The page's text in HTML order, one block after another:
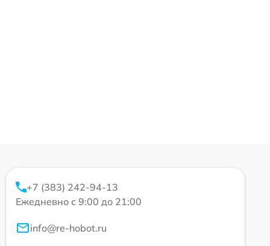
+7 (383) 242-94-13
Ежедневно с 9:00 до 21:00
info@re-hobot.ru